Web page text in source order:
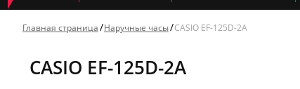
Главная страница Наручные часы CASIO EF-125D-2A
CASIO EF-125D-2A